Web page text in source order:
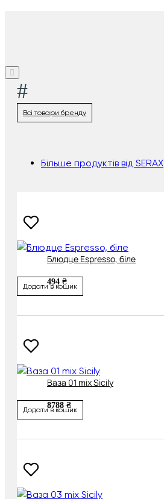
#
Всі товари бренду
Більше продуктів від SERAX
Блюдце Espresso, біле
494 ₴
Додати в кошик
Ваза 01 mix Sicily
8788 ₴
Додати в кошик